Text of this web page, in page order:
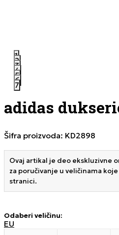
1
2
3
4
5
6
7
adidas
Šifra proizvoda: KD2898
Ovaj artikal je deo ekskluzivne
za poručivanje u veličinama
stranici.
Odaberi veličinu:
EU